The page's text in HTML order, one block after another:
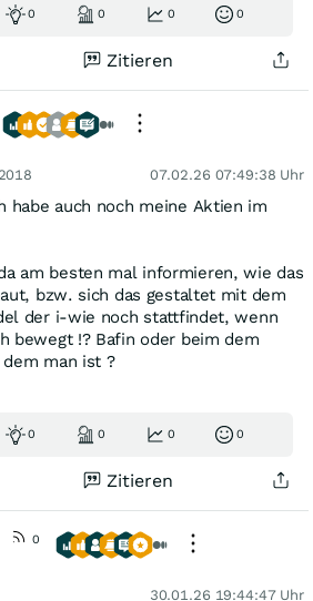
0 0 0 0
Zitieren
07.02.26 07:49:38 Uhr
habe auch noch meine Aktien im
am besten mal informieren, wie das
bzw. sich das gestaltet mit dem
der i-wie noch stattfindet, wenn
bewegt !? Bafin oder beim dem
man ist ?
0 0 0 0
Zitieren
0
30.01.26 19:44:47 Uhr